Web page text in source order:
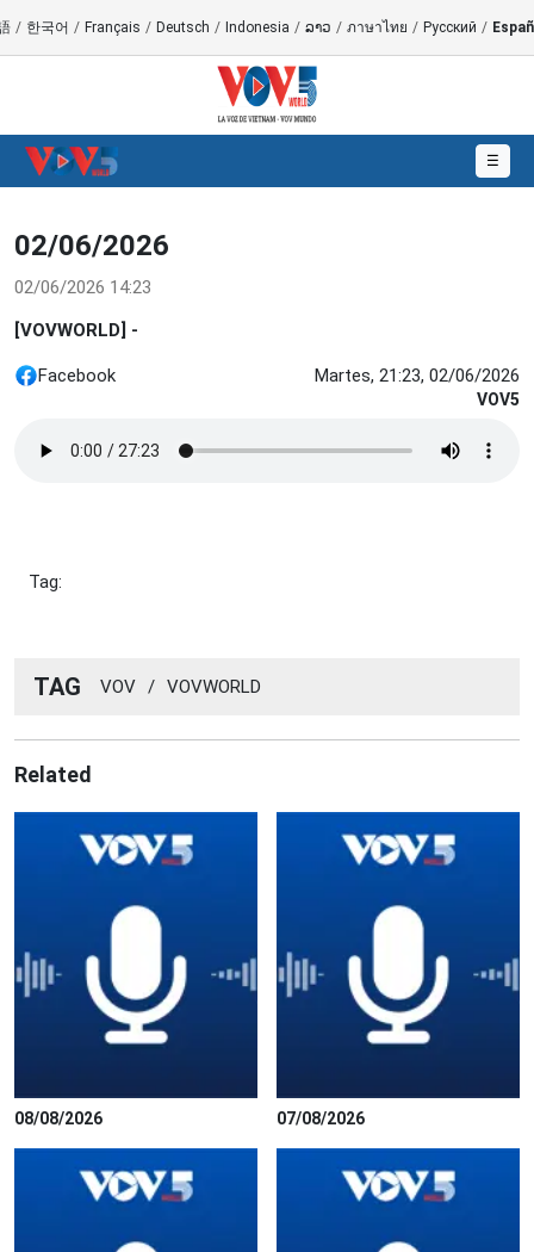
/ 한국어 / Français / Deutsch / Indonesia / ລາວ / ภาษาไทย / Русский /
☰
02/06/2026
02/06/2026 14:23
[VOVWORLD] -
Facebook Martes, 21:23, 02/06/2026
VOV5
Tag:
TAG VOV / VOVWORLD
Related
08/08/2026 07/08/2026